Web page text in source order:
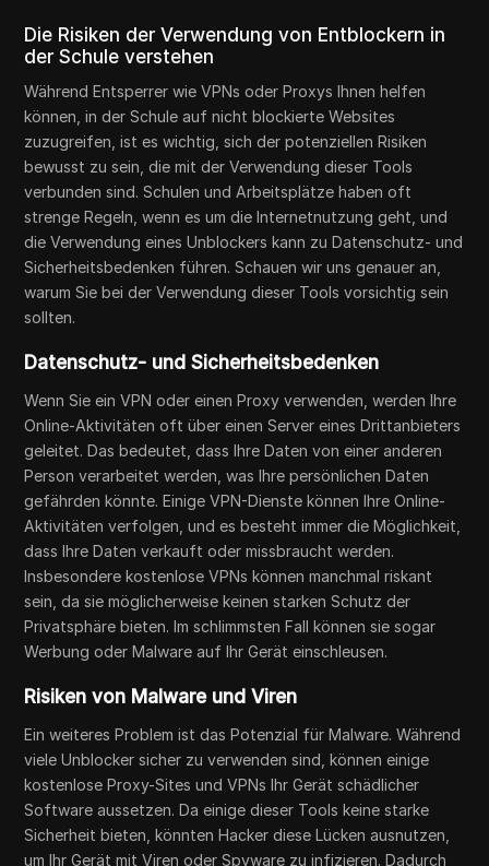
Die Risiken der Verwendung von Entblockern in
der Schule verstehen
Während Entsperrer wie VPNs oder Proxys Ihnen helfen
können, in der Schule auf nicht blockierte Websites
zuzugreifen, ist es wichtig, sich der potenziellen Risiken
bewusst zu sein, die mit der Verwendung dieser Tools
verbunden sind. Schulen und Arbeitsplätze haben oft
strenge Regeln, wenn es um die Internetnutzung geht, und
die Verwendung eines Unblockers kann zu Datenschutz- und
Sicherheitsbedenken führen. Schauen wir uns genauer an,
warum Sie bei der Verwendung dieser Tools vorsichtig sein
sollten.
Datenschutz- und Sicherheitsbedenken
Wenn Sie ein VPN oder einen Proxy verwenden, werden Ihre
Online-Aktivitäten oft über einen Server eines Drittanbieters
geleitet. Das bedeutet, dass Ihre Daten von einer anderen
Person verarbeitet werden, was Ihre persönlichen Daten
gefährden könnte. Einige VPN-Dienste können Ihre Online-
Aktivitäten verfolgen, und es besteht immer die Möglichkeit,
dass Ihre Daten verkauft oder missbraucht werden.
Insbesondere kostenlose VPNs können manchmal riskant
sein, da sie möglicherweise keinen starken Schutz der
Privatsphäre bieten. Im schlimmsten Fall können sie sogar
Werbung oder Malware auf Ihr Gerät einschleusen.
Risiken von Malware und Viren
Ein weiteres Problem ist das Potenzial für Malware. Während
viele Unblocker sicher zu verwenden sind, können einige
kostenlose Proxy-Sites und VPNs Ihr Gerät schädlicher
Software aussetzen. Da einige dieser Tools keine starke
Sicherheit bieten, könnten Hacker diese Lücken ausnutzen,
um Ihr Gerät mit Viren oder Spyware zu infizieren. Dadurch